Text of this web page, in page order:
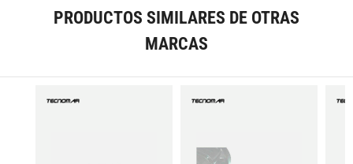
PRODUCTOS SIMILARES DE OTRAS
MARCAS